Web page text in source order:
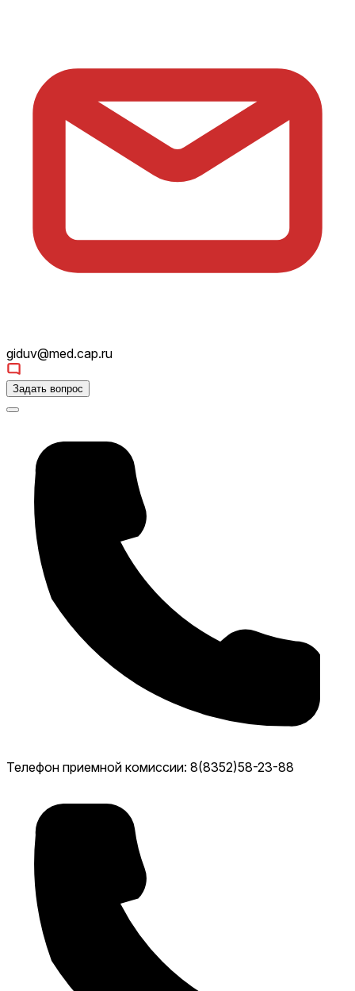
giduv@med.cap.ru
Задать вопрос
Телефон приемной комиссии: 8(8352)58-23-88